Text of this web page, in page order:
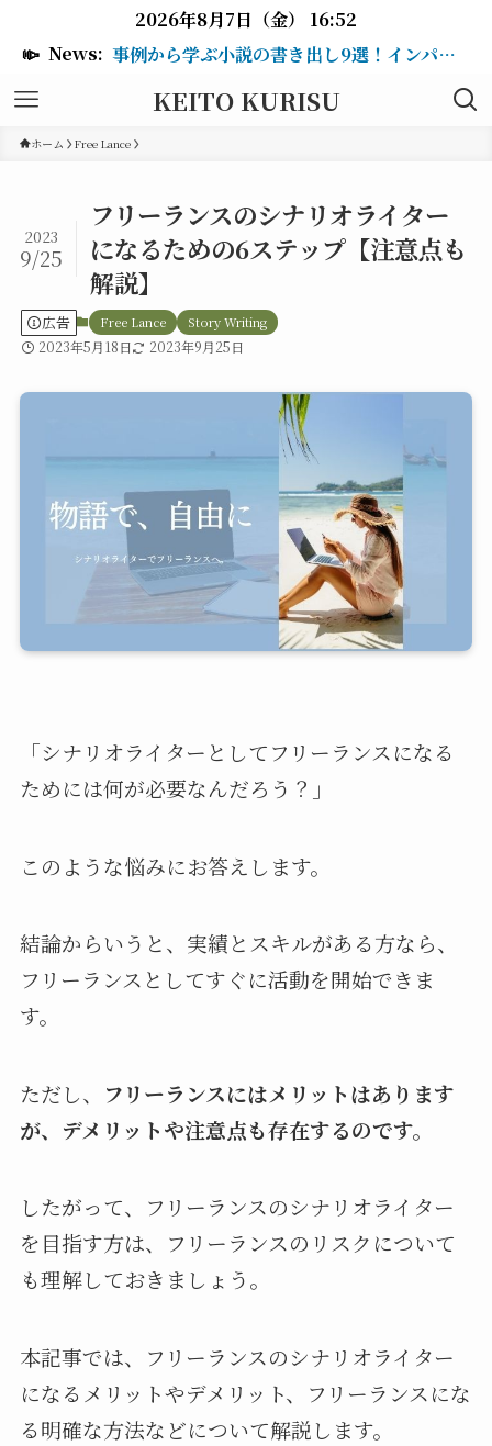
2026年8月7日（金） 16:52
📣 News: 事例から学ぶ小説の書き出し9選！インパクトのある冒頭を作るテクニックも紹介
KEITO KURISU
ホーム Free Lance
フリーランスのシナリオライター
になるための6ステップ【注意点も
解説】
2023
9/25
広告 Free Lance Story Writing
2023年5月18日 2023年9月25日
「シナリオライターとしてフリーランスになる
ためには何が必要なんだろう？」
このような悩みにお答えします。
結論からいうと、実績とスキルがある方なら、
フリーランスとしてすぐに活動を開始できま
す。
ただし、
フリーランスにはメリットはあります
が、デメリットや注意点も存在するのです。
したがって、フリーランスのシナリオライター
を目指す方は、フリーランスのリスクについて
も理解しておきましょう。
本記事では、フリーランスのシナリオライター
になるメリットやデメリット、フリーランスにな
る明確な方法などについて解説します。